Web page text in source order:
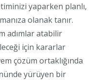
yaparken planlı,
olanak tanır.
adımlar atabilir
için kararlar
çözüm ortaklığında
yürüyen bir